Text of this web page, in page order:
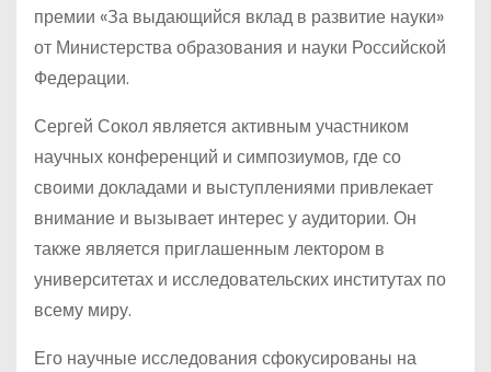
премии «За выдающийся вклад в развитие науки»
от Министерства образования и науки Российской
Федерации.
Сергей Сокол является активным участником
научных конференций и симпозиумов, где со
своими докладами и выступлениями привлекает
внимание и вызывает интерес у аудитории. Он
также является приглашенным лектором в
университетах и исследовательских институтах по
всему миру.
Его научные исследования сфокусированы на